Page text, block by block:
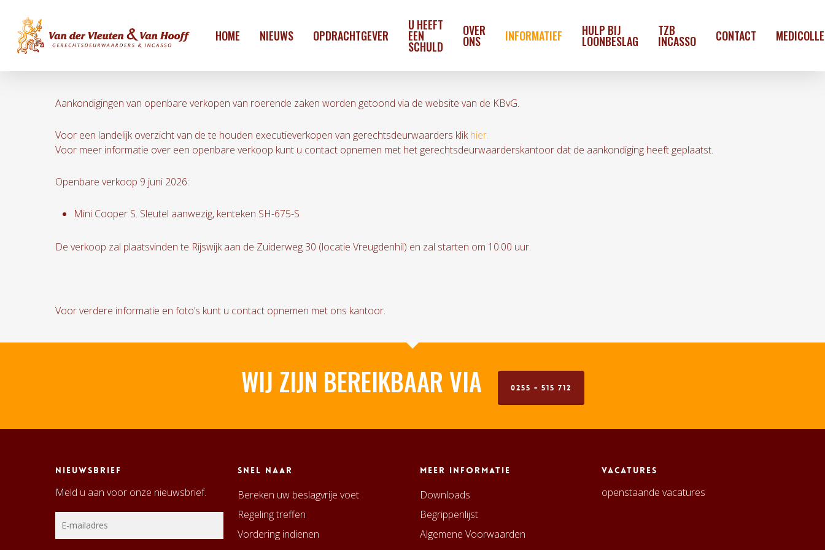
main
content
HOME NIEUWS OPDRACHTGEVER
U HEEFT
EEN
SCHULD
OVER
ONS INFORMATIEF HULP BIJ
LOONBESLAG
TZB
INCASSO CONTACT
Aankondigingen van openbare verkopen van roerende zaken worden getoond via de website van de KBvG.
Voor een landelijk overzicht van de te houden executieverkopen van gerechtsdeurwaarders klikhier.
Voor meer informatie over een openbare verkoop kunt u contact opnemen met het gerechtsdeurwaarderskantoor dat de aankondiging heeft geplaatst.
Openbare verkoop 9 juni 2026:
Mini Cooper S. Sleutel aanwezig, kenteken SH-675-S
De verkoop zal plaatsvinden te Rijswijk aan de Zuiderweg 30 (locatie Vreugdenhil) en zal starten om 10.00 uur.
Voor verdere informatie en foto’s kunt u contact opnemen met ons kantoor.
WIJ ZIJN BEREIKBAAR VIA 0255 - 515 712
Nieuwsbrief
Meld u aan voor onze nieuwsbrief.
Snel naar
Bereken uw beslagvrije voet
Regeling treffen
Vordering indienen
Meer informatie
Downloads
Begrippenlijst
Algemene Voorwaarden
Vacatures
openstaande vacatures